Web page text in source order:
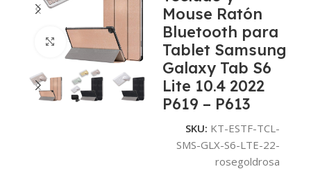
Click to enlarge
Mouse Ratón
Bluetooth para
Tablet Samsung
Galaxy Tab S6
Lite 10.4 2022
P619 – P613
SKU: KT-ESTF-TCL-
SMS-GLX-S6-LTE-22-
rosegoldrosa